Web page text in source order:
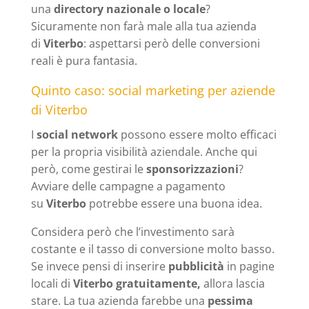
una directory nazionale o locale?
Sicuramente non farà male alla tua azienda
di Viterbo: aspettarsi però delle conversioni
reali è pura fantasia.
Quinto caso: social marketing per aziende
di Viterbo
I social networkpossono essere molto efficaci
per la propria visibilità aziendale. Anche qui
però, come gestirai lesponsorizzazioni?
Avviare delle campagne a pagamento
su Viterbo potrebbe essere una buona idea.
Considera però che l’investimento sarà
costante e il tasso di conversione molto basso.
Se invece pensi di inserire pubblicità in pagine
locali di Viterbo gratuitamente, allora lascia
stare. La tua azienda farebbe una pessima